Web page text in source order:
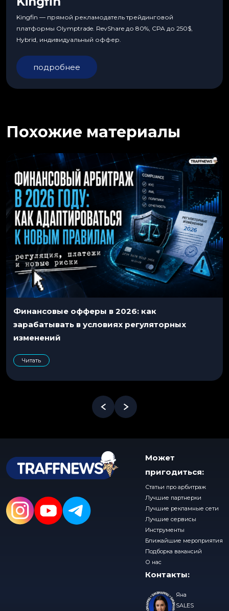
Kingfin — прямой рекламодатель трейдинговой
платформы Olymptrade. RevShare до 80%, CPA до 250$,
Hybrid, индивидуальный оффер.
подробнее
Похожие материалы
Финансовые офферы в 2026: как
зарабатывать в условиях регуляторных
изменений
Читать
Может
пригодиться:
Статьи про арбитраж
Лучшие партнерки
Лучшие рекламные сети
Лучшие сервисы
Инструменты
Ближайшие мероприятия
Подборка вакансий
О нас
Контакты:
Яна
SALES